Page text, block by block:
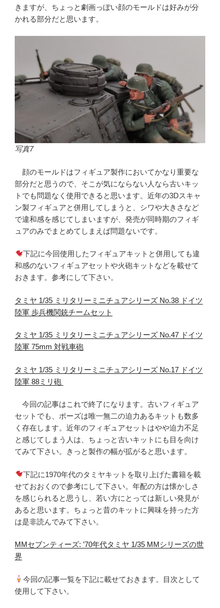
きますが、ちょっと劇画っぽい顔のモールドは好みが分
かれる部分だと思います。
写真7
顔のモールドはフィギュア製作においてかなり重要な
部分だと思うので、そこが気にならない人なら古いキッ
トでも問題なく使用できると思います。近年の3Dスキャ
ン製フィギュアと併用してしまうと、シワや大きさなど
で違和感を感じてしまいますが、発売が同時期のフィギ
ュアのみでまとめてしまえば問題ないです。
下記に今回使用したフィギュアキットと併用しても違
和感のないフィギュアセットや火砲キットなどを載せて
おきます。参考にして下さい。
タミヤ 1/35 ミリタリーミニチュアシリーズ No.38 ドイツ
陸軍 歩兵機関銃チームセット
タミヤ 1/35 ミリタリーミニチュアシリーズ No.47 ドイツ
陸軍 75mm 対戦車砲
タミヤ 1/35 ミリタリーミニチュアシリーズ No.17 ドイツ
陸軍 88ミリ砲
今回の記事はこれで終了になります。古いフィギュア
セットでも、ポーズは唯一無二の迫力あるキットも数多
く存在します。近年のフィギュアセットはやや迫力不足
と感じてしまう人は、ちょっと古いキットにも目を向け
てみて下さい。きっと製作の幅が拡がると思います。
下記に1970年代のタミヤキットを取り上げた書籍を載
せておおくので参考にして下さい。年配の方は懐かしさ
を感じられると思うし、若い方にとっては新しい発見が
あると思います。ちょっと昔のキットに興味を持った方
は是非読んでみて下さい。
MMセブンティーズ: ’70年代タミヤ 1/35 MMシリーズの世
界
今回の記事一覧を下記に載せておきます。目次として
使用して下さい。